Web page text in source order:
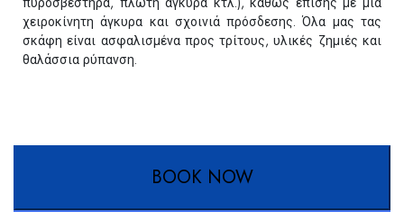
χειροκίνητη άγκυρα και σχοινιά πρόσδεσης. Όλα μας τας
σκάφη είναι ασφαλισμένα προς τρίτους, υλικές ζημιές και
θαλάσσια ρύπανση.
BOOK NOW